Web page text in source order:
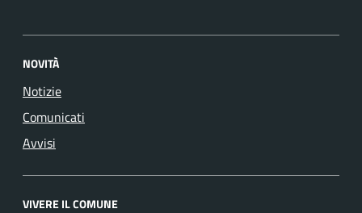
NOVITÀ
Notizie
Comunicati
Avvisi
VIVERE IL COMUNE